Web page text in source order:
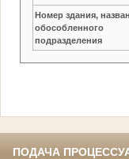
Номер здания,
обособленного
подразделения
ПОДАЧА